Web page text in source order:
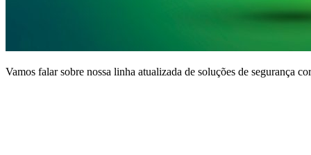
Vamos falar sobre nossa linha atualizada de soluções de segurança